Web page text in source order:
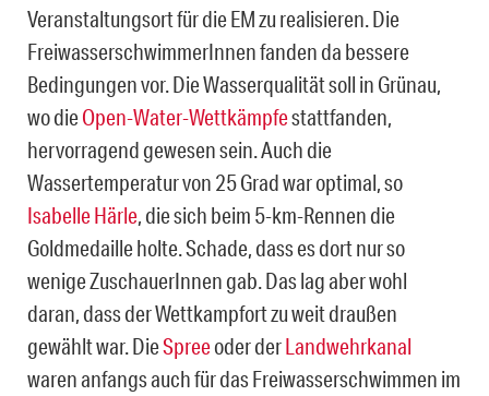
Veranstaltungsort für die EM zu realisieren. Die
FreiwasserschwimmerInnen fanden da bessere
Bedingungen vor. Die Wasserqualität soll in Grünau,
wo dieOpen-Water-Wettkämpfestattfanden,
hervorragend gewesen sein. Auch die
Wassertemperatur von 25 Grad war optimal, so
Isabelle Härle, die sich beim 5-km-Rennen die
Goldmedaille holte. Schade, dass es dort nur so
wenige ZuschauerInnen gab. Das lag aber wohl
daran, dass der Wettkampfort zu weit draußen
gewählt war. DieSpreeoder derLandwehrkanal
waren anfangs auch für das Freiwasserschwimmen im